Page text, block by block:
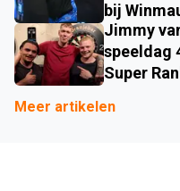
bij
Jimmy
speeldag
Super
Meer artikelen